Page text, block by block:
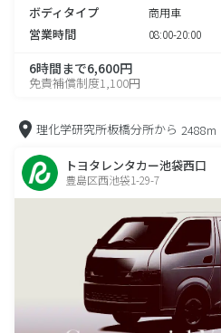
ボディタイプ 商用車
営業時間 08:00-20:00
6時間まで6,600円
免責補償制度1,100円
理化学研究所板橋分所から 2488m
トヨタレンタカー池袋西口
豊島区西池袋1-29-7